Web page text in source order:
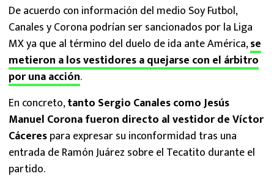
De acuerdo con información del medio Soy Futbol,
Canales y Corona podrían ser sancionados por la Liga
MX ya que al término del duelo de ida ante América,se
metieron a los vestidores a quejarse con el árbitro
por una acción.
En concreto,tanto Sergio Canales como Jesús
Manuel Corona fueron directo al vestidor de Víctor
Cácerespara expresar su inconformidad tras una
entrada de Ramón Juárez sobre el Tecatito durante el
partido.